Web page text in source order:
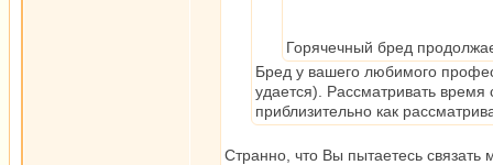
Горячечный бред
Бред у вашего любимого
удается). Рассматривать
приблизительно как
Странно, что Вы пытаетесь